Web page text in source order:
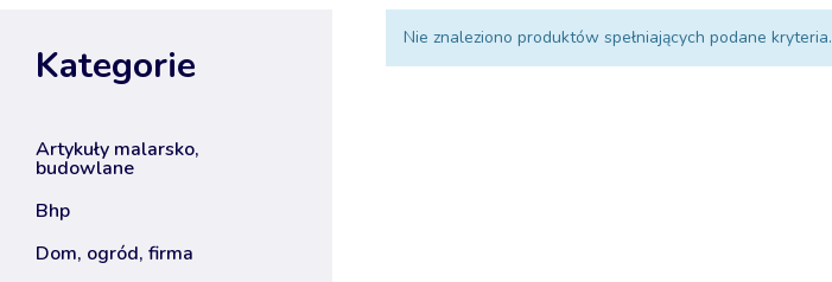
Kategorie
artykuły malarsko,
budowlane
bhp
dom, ogród, firma
Nie znaleziono produktów spełniających podane kryteria.